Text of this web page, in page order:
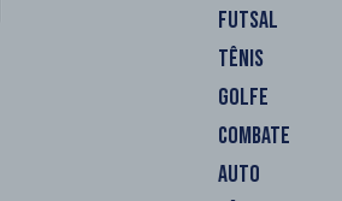
FUTSAL
TÊNIS
GOLFE
COMBATE
AUTO